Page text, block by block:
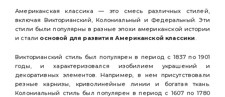
Американская классика — это смесь различных стилей,
включая Викторианский, Колониальный и Федеральный. Эти
стили были популярны в разные эпохи американской истории
и стали основой для развития Американской классики .
Викторианский стиль был популярен в период с 1837 по 1901
годы, и характеризовался изобилием украшений и
декоративных элементов. Например, в нем присутствовали
резные карнизы, криволинейные линии и богатая ткань.
Колониальный стиль был популярен в период с 1607 по 1780